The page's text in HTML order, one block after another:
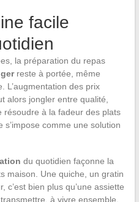
facile
la préparation du repas
reste à portée, même
L’augmentation des prix
alors jongler entre qualité,
résoudre à la fadeur des plats
comme une solution
du quotidien façonne la
maison. Une quiche, un gratin
bien plus qu’une assiette
à vivre ensemble.